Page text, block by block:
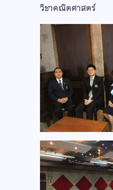
วิชาคณิตศาสตร์